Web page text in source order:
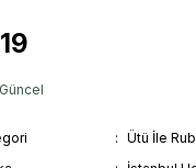
Güncel
Ütü İle